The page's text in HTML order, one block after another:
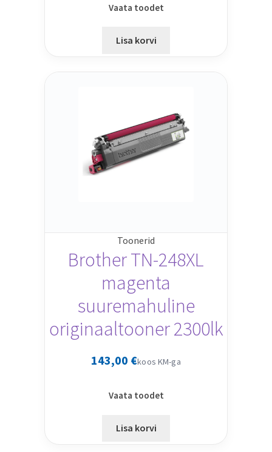
Vaata toodet
Lisa korvi
Toonerid
Brother TN-248XL
magenta
suuremahuline
originaaltooner 2300lk
143,00 €koos KM-ga
Vaata toodet
Lisa korvi